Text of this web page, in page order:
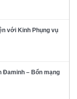
với Kinh Phụng vụ
Đaminh – Bổn mạng